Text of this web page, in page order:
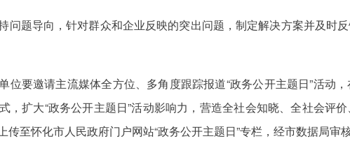
问题导向，针对群众和企业反映的突出问题，制定解决方案并及时
位要邀请主流媒体全方位、多角度跟踪报道“政务公开主题日”活动
，扩大“政务公开主题日”活动影响力，营造全社会知晓、全社会评
至怀化市人民政府门户网站“政务公开主题日”专栏，经市数据局审